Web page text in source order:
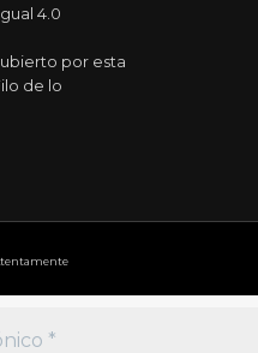
4.0
por esta
de lo